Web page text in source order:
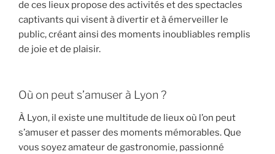
de ces lieux propose des activités et des spectacles
captivants qui visent à divertir et à émerveiller le
public, créant ainsi des moments inoubliables remplis
de joie et de plaisir.
Où on peut s’amuser à Lyon ?
À Lyon, il existe une multitude de lieux où l’on peut
s’amuser et passer des moments mémorables. Que
vous soyez amateur de gastronomie, passionné